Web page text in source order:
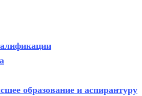
образование и аспирантуру